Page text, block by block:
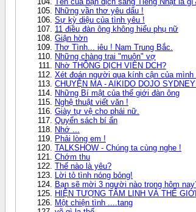
Những vần thơ yêu dấu !
Sự kỳ diệu của tình yêu !
11 điều đàn ông không hiểu phụ nữ
Giận hờn
Thơ Tình... iêu ! Nam Trung Bắc.
Những chàng trai "muộn" vợ
Nhờ THÔNG DỊCH VIÊN DCH?
Xét đoán người qua kính cận của mình
CHUYỆN MA - AIKIDO DOJO
Những Bí mật của thế giới đàn ông
Nghệ thuật viết văn !
Giày tự vệ cho phái nữ.
Quyển sách bí ẩn
Nhớ ...
Phải lòng em !
TALKSHOW - Chúng ta cùng nghe !
Chớm thu
Thế nào là yêu?
Lời tỏ tình nóng bỏng!
Bạn sẽ mời 3 người nào trong hôm
HIỆN TƯỢNG TÂM LINH VÀ THẾ
Một chiện tình ....tang